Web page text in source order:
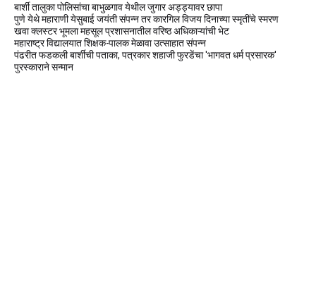
बार्शी तालुका पोलिसांचा बाभुळगाव येथील जुगार अड्ड्यावर छापा
पुणे येथे महाराणी येसुबाई जयंती संपन्न तर कारगिल विजय दिनाच्या स्मृतींचे स्मरण
खवा क्लस्टर भूमला महसूल प्रशासनातील वरिष्ठ अधिकाऱ्यांची भेट
महाराष्ट्र विद्यालयात शिक्षक-पालक मेळावा उत्साहात संपन्न
पंढरीत फडकली बार्शीची पताका, पत्रकार शहाजी फुरडेंचा 'भागवत धर्म प्रसारक'
पुरस्काराने सन्मान